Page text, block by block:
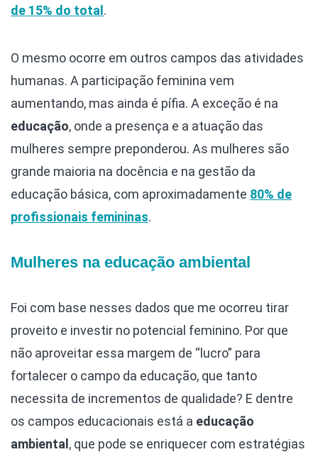
de 15% do total.
O mesmo ocorre em outros campos das atividades
humanas. A participação feminina vem
aumentando, mas ainda é pífia. A exceção é na
educação, onde a presença e a atuação das
mulheres sempre preponderou. As mulheres são
grande maioria na docência e na gestão da
educação básica, com aproximadamente 80% de
profissionais femininas.
Mulheres na educação ambiental
Foi com base nesses dados que me ocorreu tirar
proveito e investir no potencial feminino. Por que
não aproveitar essa margem de “lucro” para
fortalecer o campo da educação, que tanto
necessita de incrementos de qualidade? E dentre
os campos educacionais está a educação
ambiental, que pode se enriquecer com estratégias